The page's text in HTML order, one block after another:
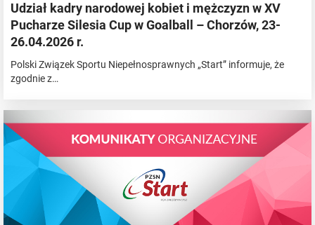
Udział kadry narodowej kobiet i mężczyzn w XV
Pucharze Silesia Cup w Goalball – Chorzów, 23-
26.04.2026 r.
Polski Związek Sportu Niepełnosprawnych „Start” informuje, że
zgodnie z…